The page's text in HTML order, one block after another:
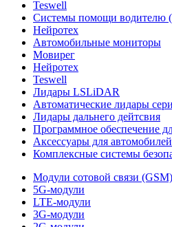
Teswell
Системы помощи водителю
Нейротех
Автомобильные мониторы
Мовирег
Нейротех
Teswell
Лидары LSLiDAR
Автоматические лидары
Лидары дальнего дейтсвия
Программное обеспечение
Аксессуары для автомобилей
Комплексные системы
Модули сотовой связи (GSM)
5G-модули
LTE-модули
3G-модули